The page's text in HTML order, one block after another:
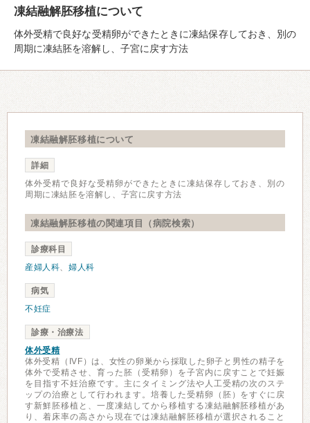
凍結融解胚移植について
体外受精で良好な受精卵ができたときに凍結保存しておき、別の
周期に凍結胚を溶解し、子宮に戻す方法
凍結融解胚移植について
詳細
体外受精で良好な受精卵ができたときに凍結保存しておき、別の
周期に凍結胚を溶解し、子宮に戻す方法
凍結融解胚移植の関連項目（病院検索）
診療科目
産婦人科、婦人科
病気
不妊症
診療・治療法
体外受精
体外受精（IVF）は、女性の卵巣から採取した卵子と男性の精子を
体外で受精させ、育った胚（受精卵）を子宮内に戻すことで妊娠
を目指す不妊治療です。主にタイミング法や人工受精の次のステ
ップの治療として行われます。培養した受精卵（胚）をすぐに戻
す新鮮胚移植と、一度凍結してから移植する凍結融解胚移植があ
り、着床率の高さから現在では凍結融解胚移植が選択されること